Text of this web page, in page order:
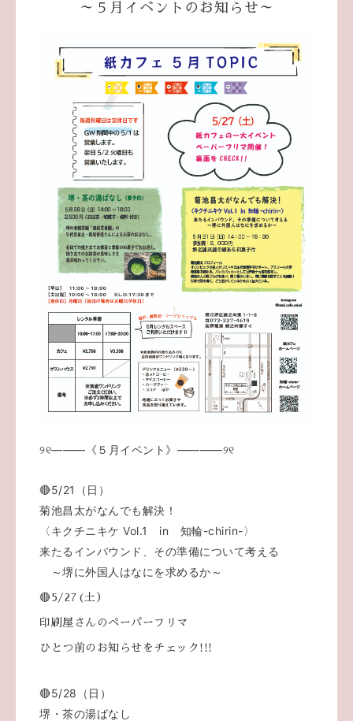
～５月イベントのお知らせ～
୨୧―――《５月イベント》――――୨୧
🔴5/21（日）
菊池昌太がなんでも解決！
〈キクチニキケ Vol.1 in 知輪-chirin-〉
来たるインバウンド、その準備について考える
～堺に外国人はなにを求めるか～
🔴5/27(土）
印刷屋さんのペーパーフリマ
ひとつ前のお知らせをチェック!!!
🔴5/28（日）
堺・茶の湯ばなし